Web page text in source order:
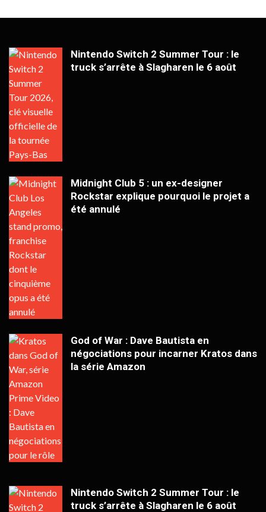
Nintendo Switch 2 Summer Tour : le
truck s’arrête à Slagharen le 6 août
Midnight Club 5 : un ex-designer
Rockstar explique pourquoi le projet a
été annulé
God of War : Dave Bautista en
négociations pour incarner Kratos dans
la série Amazon
Nintendo Switch 2 Summer Tour : le
truck s’arrête à Slagharen le 6 août